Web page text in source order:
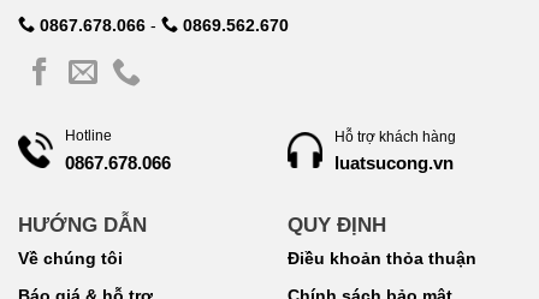
0867.678.066 - 0869.562.670
Hotline
0867.678.066
HƯỚNG DẪN
Về chúng tôi
Báo giá & hỗ trợ
Hỗ trợ khách hàng
luatsucong.vn
QUY ĐỊNH
Điều khoản thỏa thuận
Chính sách bảo mật